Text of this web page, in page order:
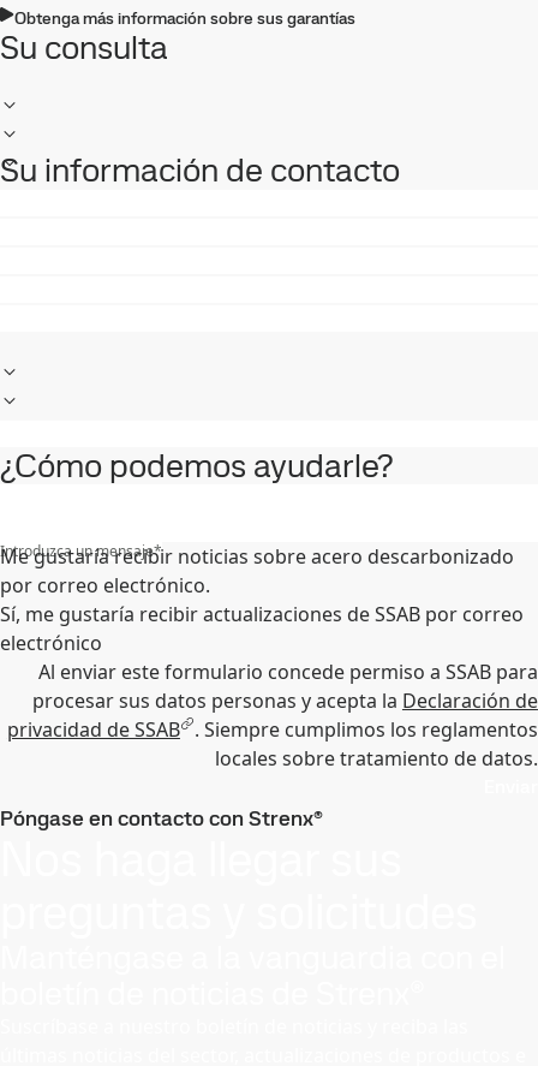
Obtenga más información sobre sus garantías
Su consulta
Su información de contacto
¿Cómo podemos ayudarle?
Introduzca un mensaje*
Me gustaría recibir noticias sobre acero descarbonizado
por correo electrónico.
Sí, me gustaría recibir actualizaciones de SSAB por correo
electrónico
Al enviar este formulario concede permiso a SSAB para
procesar sus datos personas y acepta la Declaración de
privacidad de SSAB . Siempre cumplimos los reglamentos
locales sobre tratamiento de datos.
Póngase en contacto con Strenx®